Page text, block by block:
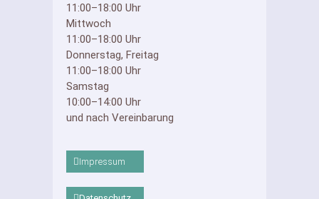
11:00–18:00 Uhr
Mittwoch
11:00–18:00 Uhr
Donnerstag, Freitag
11:00–18:00 Uhr
Samstag
10:00–14:00 Uhr
und nach Vereinbarung
Impressum